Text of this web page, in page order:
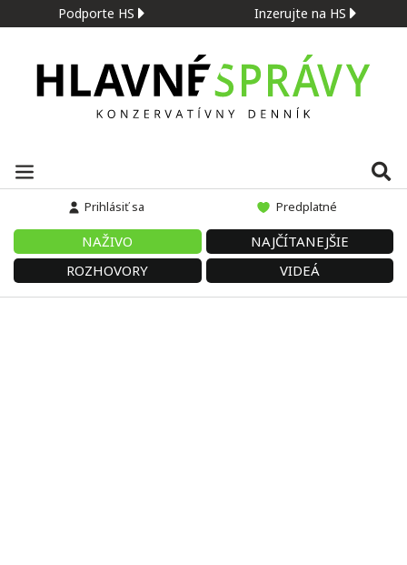
Podporte HS Inzerujte na HS
Prihlásiť sa Predplatné
NAŽIVO
NAJČÍTANEJŠIE
ROZHOVORY
VIDEÁ